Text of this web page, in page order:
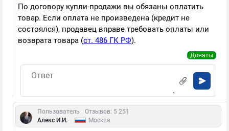
По договору купли-продажи вы обязаны оплатить
товар. Если оплата не произведена (кредит не
состоялся), продавец вправе требовать оплаты или
возврата товара (ст. 486 ГК РФ).
Донаты
Пользователь
Отзывов: 5 251
Алекс И.И.
Москва